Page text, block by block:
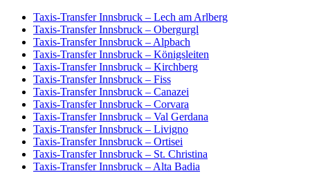
Taxis-Transfer Innsbruck – Lech am Arlberg
Taxis-Transfer Innsbruck – Obergurgl
Taxis-Transfer Innsbruck – Alpbach
Taxis-Transfer Innsbruck – Königsleiten
Taxis-Transfer Innsbruck – Kirchberg
Taxis-Transfer Innsbruck – Fiss
Taxis-Transfer Innsbruck – Canazei
Taxis-Transfer Innsbruck – Corvara
Taxis-Transfer Innsbruck – Val Gerdana
Taxis-Transfer Innsbruck – Livigno
Taxis-Transfer Innsbruck – Ortisei
Taxis-Transfer Innsbruck – St. Christina
Taxis-Transfer Innsbruck – Alta Badia